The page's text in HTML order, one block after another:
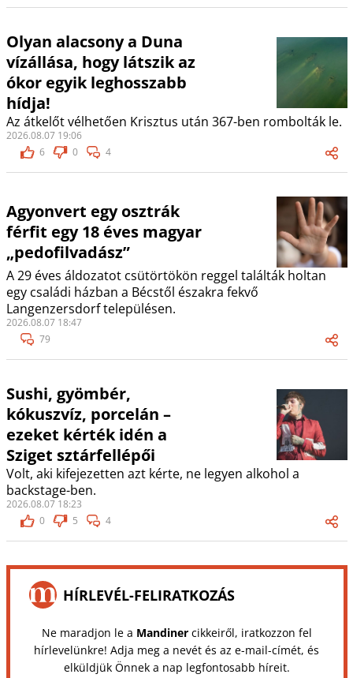
Olyan alacsony a Duna
vízállása, hogy látszik az
ókor egyik leghosszabb
hídja!
Az átkelőt vélhetően Krisztus után 367-ben rombolták le.
2026.08.07 19:06
6
0 4
Agyonvert egy osztrák
férfit egy 18 éves magyar
„pedofilvadász”
A 29 éves áldozatot csütörtökön reggel találták holtan
egy családi házban a Bécstől északra fekvő
Langenzersdorf településen.
2026.08.07 18:47
79
Sushi, gyömbér,
kókuszvíz, porcelán –
ezeket kérték idén a
Sziget sztárfellépői
Volt, aki kifejezetten azt kérte, ne legyen alkohol a
backstage-ben.
2026.08.07 18:23
0
5 4
HÍRLEVÉL-FELIRATKOZÁS
Ne maradjon le a Mandinercikkeiről, iratkozzon fel
hírlevelünkre! Adja meg a nevét és az e-mail-címét, és
elküldjük Önnek a nap legfontosabb híreit.